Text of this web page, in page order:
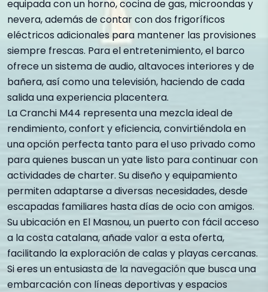
equipada con un horno, cocina de gas, microondas y
nevera, además de contar con dos frigoríficos
eléctricos adicionales para mantener las provisiones
siempre frescas. Para el entretenimiento, el barco
ofrece un sistema de audio, altavoces interiores y de
bañera, así como una televisión, haciendo de cada
salida una experiencia placentera.
La Cranchi M44 representa una mezcla ideal de
rendimiento, confort y eficiencia, convirtiéndola en
una opción perfecta tanto para el uso privado como
para quienes buscan un yate listo para continuar con
actividades de charter. Su diseño y equipamiento
permiten adaptarse a diversas necesidades, desde
escapadas familiares hasta días de ocio con amigos.
Su ubicación en El Masnou, un puerto con fácil acceso
a la costa catalana, añade valor a esta oferta,
facilitando la exploración de calas y playas cercanas.
Si eres un entusiasta de la navegación que busca una
embarcación con líneas deportivas y espacios